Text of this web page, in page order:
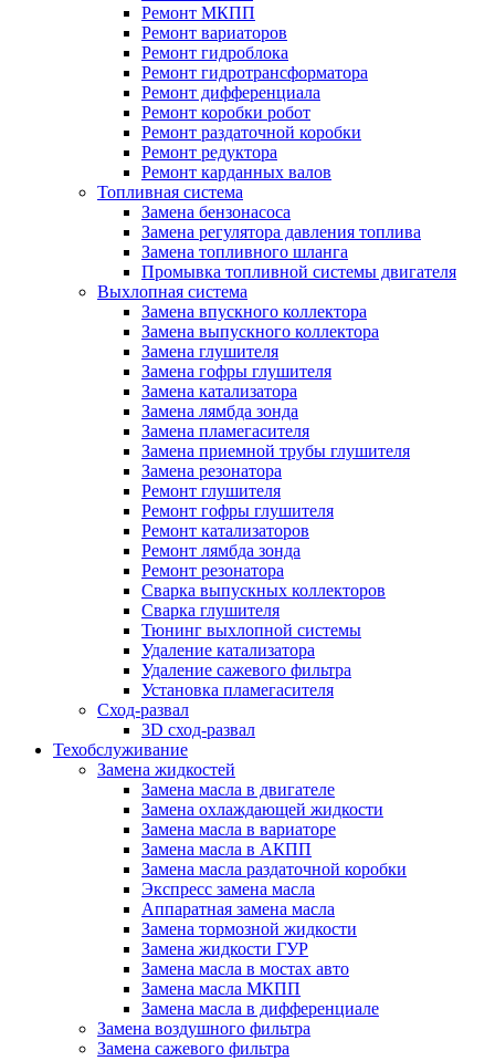
Ремонт МКПП
Ремонт вариаторов
Ремонт гидроблока
Ремонт гидротрансформатора
Ремонт дифференциала
Ремонт коробки робот
Ремонт раздаточной коробки
Ремонт редуктора
Ремонт карданных валов
Топливная система
Замена бензонасоса
Замена регулятора давления топлива
Замена топливного шланга
Промывка топливной системы двигателя
Выхлопная система
Замена впускного коллектора
Замена выпускного коллектора
Замена глушителя
Замена гофры глушителя
Замена катализатора
Замена лямбда зонда
Замена пламегасителя
Замена приемной трубы глушителя
Замена резонатора
Ремонт глушителя
Ремонт гофры глушителя
Ремонт катализаторов
Ремонт лямбда зонда
Ремонт резонатора
Сварка выпускных коллекторов
Сварка глушителя
Тюнинг выхлопной системы
Удаление катализатора
Удаление сажевого фильтра
Установка пламегасителя
Сход-развал
3D сход-развал
Техобслуживание
Замена жидкостей
Замена масла в двигателе
Замена охлаждающей жидкости
Замена масла в вариаторе
Замена масла в АКПП
Замена масла раздаточной коробки
Экспресс замена масла
Аппаратная замена масла
Замена тормозной жидкости
Замена жидкости ГУР
Замена масла в мостах авто
Замена масла МКПП
Замена масла в дифференциале
Замена воздушного фильтра
Замена сажевого фильтра